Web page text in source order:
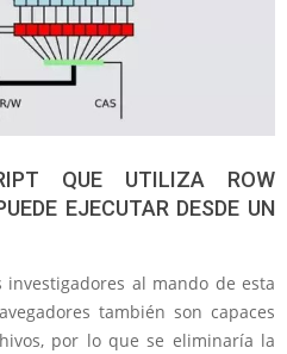
QUE UTILIZA ROW
EJECUTAR DESDE UN
al mando de esta
también son capaces
por lo que se eliminaría la